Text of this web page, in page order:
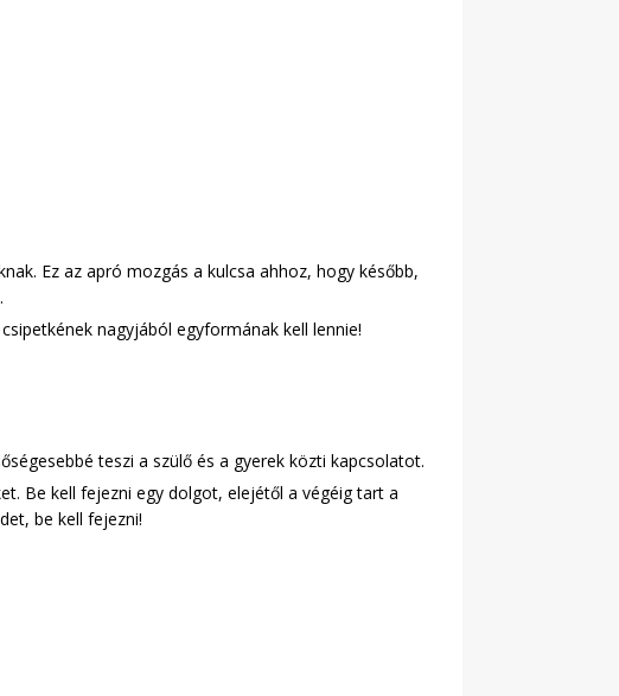
Ez az apró mozgás a kulcsa ahhoz, hogy később,
nagyjából egyformának kell lennie!
teszi a szülő és a gyerek közti kapcsolatot.
Be kell fejezni egy dolgot, elejétől a végéig tart a
be kell fejezni!